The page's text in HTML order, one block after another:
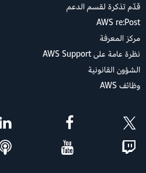
قدّم تذكرة لقسم الدعم
AWS re:Post
مركز المعرفة
نظرة عامة على AWS Support
الشؤون القانونية
وظائف AWS